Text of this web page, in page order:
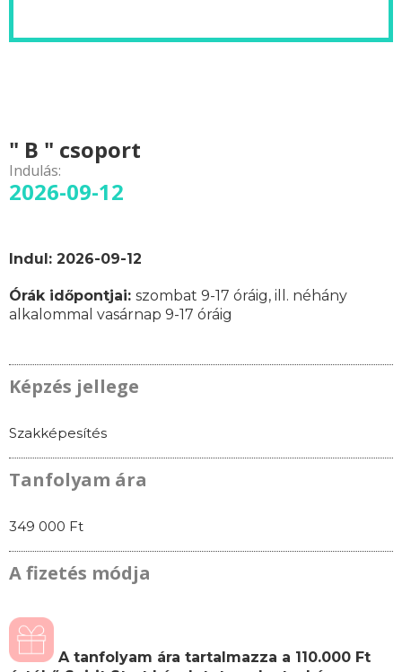
" B " csoport
Indulás:
2026-09-12
Indul: 2026-09-12
Órák időpontjai: szombat 9-17 óráig, ill. néhány
alkalommal vasárnap 9-17 óráig
Képzés jellege
Szakképesítés
Tanfolyam ára
349 000 Ft
A fizetés módja
A tanfolyam ára tartalmazza a 110.000 Ft